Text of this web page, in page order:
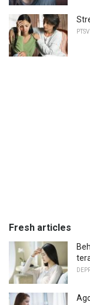
PTSV
Fresh articles